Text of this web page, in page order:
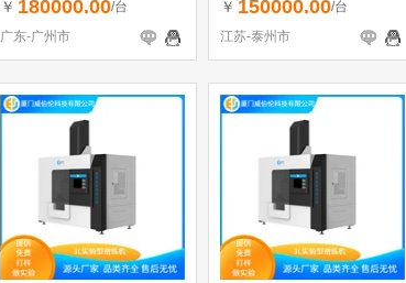
￥ 180000.00/台
广东-广州市
￥ 150000.00/台
江苏-泰州市